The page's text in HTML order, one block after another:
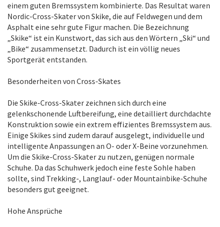
einem guten Bremssystem kombinierte. Das Resultat waren
Nordic-Cross-Skater von Skike, die auf Feldwegen und dem
Asphalt eine sehr gute Figur machen. Die Bezeichnung
„Skike“ ist ein Kunstwort, das sich aus den Wörtern „Ski“ und
„Bike“ zusammensetzt. Dadurch ist ein völlig neues
Sportgerät entstanden.
Besonderheiten von Cross-Skates
Die Skike-Cross-Skater zeichnen sich durch eine
gelenkschonende Luftbereifung, eine detailliert durchdachte
Konstruktion sowie ein extrem effizientes Bremssystem aus.
Einige Skikes sind zudem darauf ausgelegt, individuelle und
intelligente Anpassungen an O- oder X-Beine vorzunehmen.
Um die Skike-Cross-Skater zu nutzen, genügen normale
Schuhe. Da das Schuhwerk jedoch eine feste Sohle haben
sollte, sind Trekking-, Langlauf- oder Mountainbike-Schuhe
besonders gut geeignet.
Hohe Ansprüche